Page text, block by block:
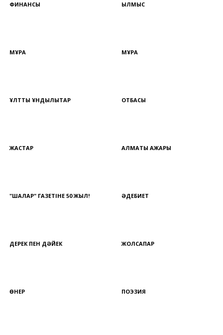
ФИНАНСЫ ҚЫЛМЫС
МҰРА МҰРА
ҰЛТТЫҚ ҚҰНДЫЛЫҚТАР ОТБАСЫ
ЖАСТАР АЛМАТЫ АЖАРЫ
"ШАЛҚАР" ГАЗЕТІНЕ 50 ЖЫЛ! ӘДЕБИЕТ
ДЕРЕК ПЕН ДӘЙЕК ЖОЛСАПАР
ӨНЕР ПОЭЗИЯ